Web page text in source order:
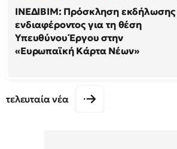
ΙΝΕΔΙΒΙΜ: Πρόσκληση εκδήλωσης
ενδιαφέροντος για τη θέση
Υπευθύνου Έργου στην
«Ευρωπαϊκή Κάρτα Νέων»
τελευταία νέα